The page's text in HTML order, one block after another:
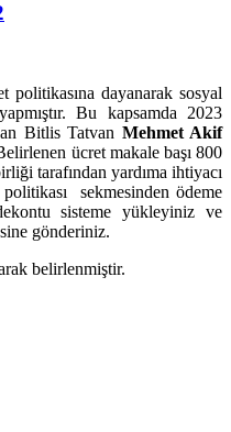
politikasına dayanarak sosyal
Bu kapsamda 2023
Bitlis Tatvan Mehmet Akif
ücret makale başı 800
tarafından yardıma ihtiyacı
sekmesinden ödeme
sisteme yükleyiniz ve
gönderiniz.
belirlenmiştir.